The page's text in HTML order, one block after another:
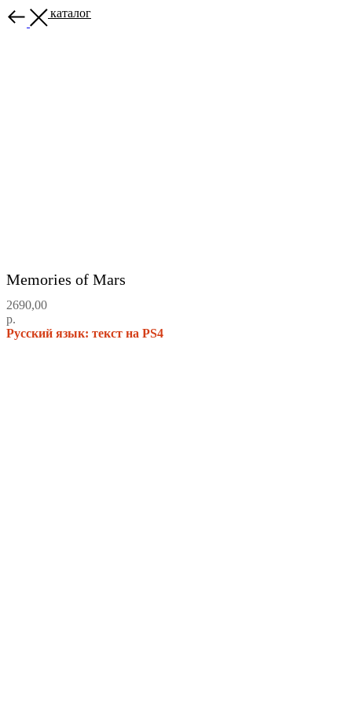
Назад в каталог
Memories of Mars
2690,00
р.
Русский язык: текст на PS4